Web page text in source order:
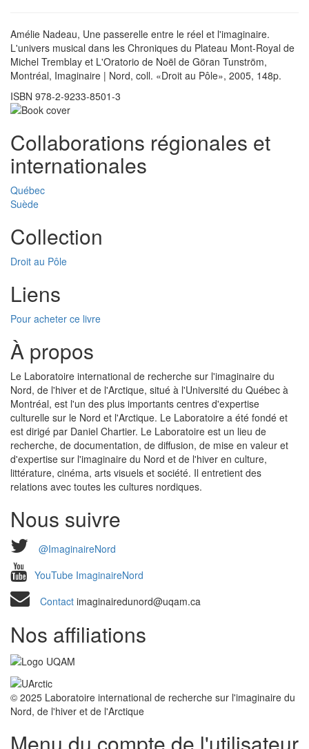
Amélie Nadeau, Une passerelle entre le réel et l'imaginaire.
L'univers musical dans les Chroniques du Plateau Mont-Royal de
Michel Tremblay et L'Oratorio de Noël de Göran Tunström,
Montréal, Imaginaire | Nord, coll. «Droit au Pôle», 2005, 148p.
ISBN 978-2-9233-8501-3
Collaborations régionales et
internationales
Québec
Suède
Collection
Droit au Pôle
Liens
Pour acheter ce livre
À propos
Le Laboratoire international de recherche sur l'imaginaire du
Nord, de l'hiver et de l'Arctique, situé à l'Université du Québec à
Montréal, est l'un des plus importants centres d'expertise
culturelle sur le Nord et l'Arctique. Le Laboratoire a été fondé et
est dirigé par Daniel Chartier. Le Laboratoire est un lieu de
recherche, de documentation, de diffusion, de mise en valeur et
d'expertise sur l'imaginaire du Nord et de l'hiver en culture,
littérature, cinéma, arts visuels et société. Il entretient des
relations avec toutes les cultures nordiques.
Nous suivre
@ImaginaireNord
YouTube ImaginaireNord
Contact imaginairedunord@uqam.ca
Nos affiliations
© 2025 Laboratoire international de recherche sur l'imaginaire du
Nord, de l'hiver et de l'Arctique